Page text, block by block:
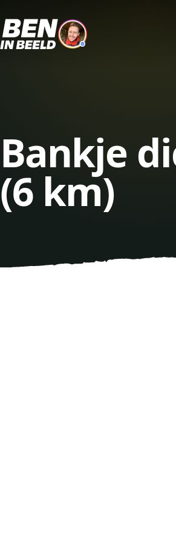
Bankje
(6 km)